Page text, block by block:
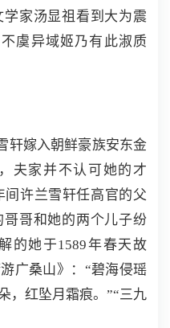
家汤显祖看到大为震
虞异域姬乃有此淑质
轩嫁入朝鲜豪族安东金
夫家并不认可她的才
间许兰雪轩任高官的父
哥和她的两个儿子纷
的她于1589年春天故
广桑山》：“碧海侵瑶
，红坠月霜痕。”“三九